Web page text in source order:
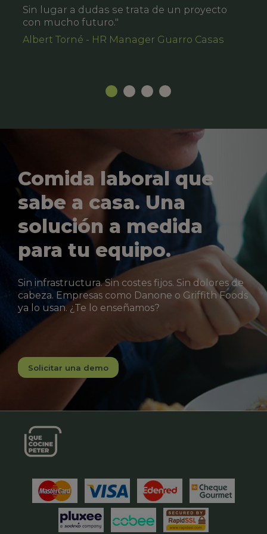
Sin lugar a dudas se trata de un proyecto
con mucho futuro."
Albert Torné - HR Manager Guarro Casas
Comida laboral que
sabe a casa. Una
solución a medida
para tu equipo.
Sin infrastructura. Sin costes fijos. Sin dolores de
cabeza. Empresas como Danone o Griffith Foods
ya lo usan. ¿Te lo enseñamos?
Solicitar una demo